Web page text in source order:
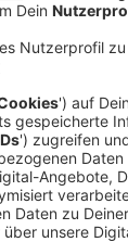
die "Omas
Aachen
eine
ruft an"
eine der
dem
eine
will